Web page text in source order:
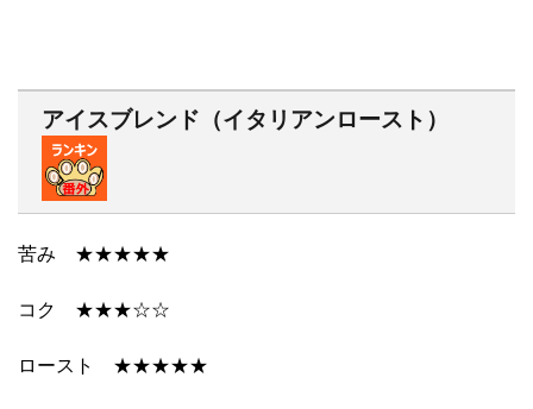
アイスブレンド（イタリアンロースト）
苦み ★★★★★
コク ★★★☆☆
ロースト ★★★★★